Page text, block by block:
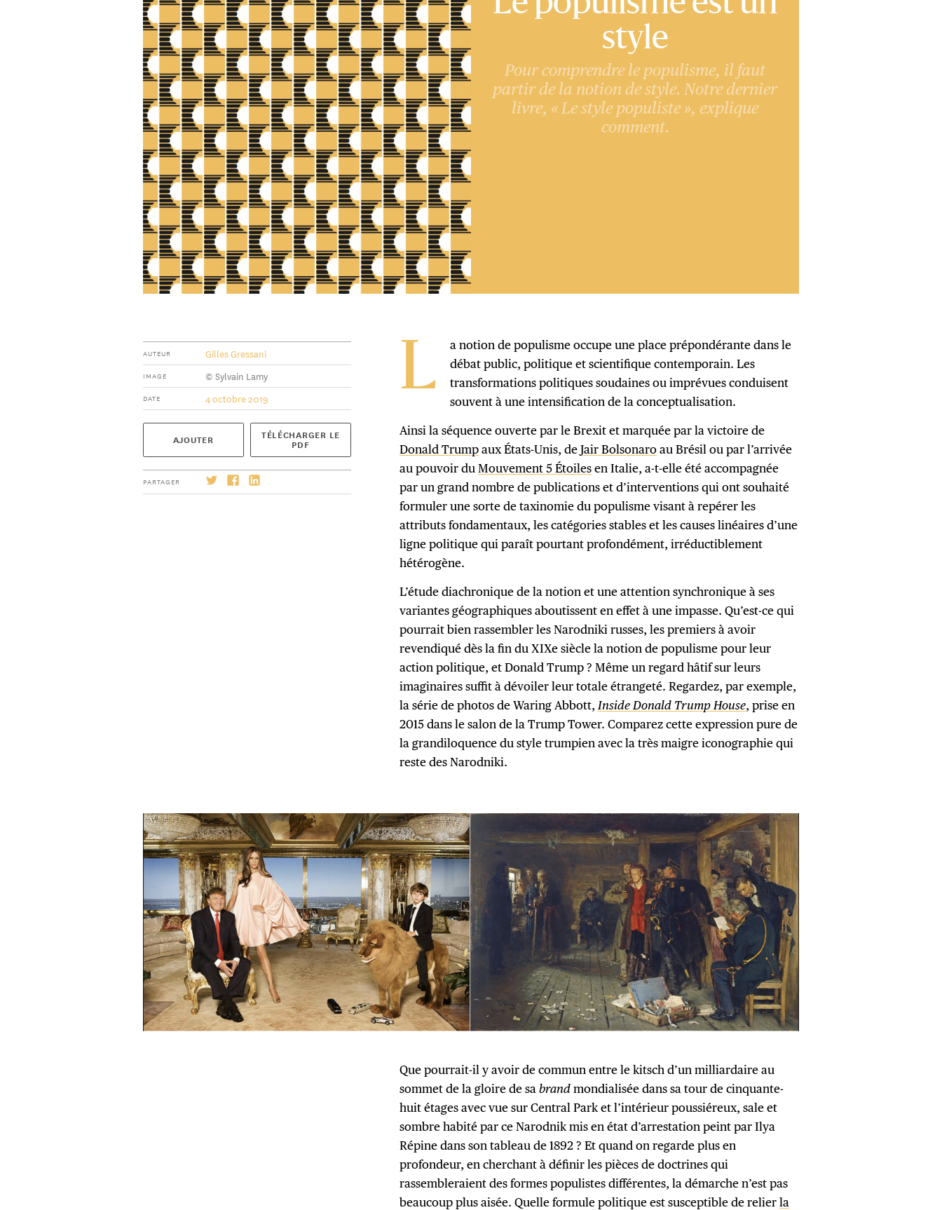
style
Pour comprendre le populisme, il faut
partir de la notion de style. Notre dernier
livre, « Le style populiste », explique
comment.
AUTEUR Gilles Gressani
IMAGE © Sylvain Lamy
DATE 4 octobre 2019
AJOUTER TÉLÉCHARGER LE
PDF
PARTAGER
L
a notion de populisme occupe une place prépondérante dans le
débat public, politique et scientifique contemporain. Les
transformations politiques soudaines ou imprévues conduisent
souvent à une intensification de la conceptualisation.
Ainsi la séquence ouverte par le Brexit et marquée par la victoire de
Donald Trumpaux États-Unis, deJair Bolsonaroau Brésil ou par l’arrivée
au pouvoir duMouvement 5 Étoilesen Italie, a-t-elle été accompagnée
par un grand nombre de publications et d’interventions qui ont souhaité
formuler une sorte de taxinomie du populisme visant à repérer les
attributs fondamentaux, les catégories stables et les causes linéaires d’une
ligne politique qui paraît pourtant profondément, irréductiblement
hétérogène.
L’étude diachronique de la notion et une attention synchronique à ses
variantes géographiques aboutissent en effet à une impasse. Qu’est-ce qui
pourrait bien rassembler les Narodniki russes, les premiers à avoir
revendiqué dès la fin du XIXe siècle la notion de populisme pour leur
action politique, et Donald Trump ? Même un regard hâtif sur leurs
imaginaires suffit à dévoiler leur totale étrangeté. Regardez, par exemple,
la série de photos de Waring Abbott, Inside Donald Trump House, prise en
2015 dans le salon de la Trump Tower. Comparez cette expression pure de
la grandiloquence du style trumpien avec la très maigre iconographie qui
reste des Narodniki.
Que pourrait-il y avoir de commun entre le kitsch d’un milliardaire au
sommet de la gloire de sabrandmondialisée dans sa tour de cinquante-
huit étages avec vue sur Central Park et l’intérieur poussiéreux, sale et
sombre habité par ce Narodnik mis en état d’arrestation peint par Ilya
Répine dans son tableau de 1892 ? Et quand on regarde plus en
profondeur, en cherchant à définir les pièces de doctrines qui
rassembleraient des formes populistes différentes, la démarche n’est pas
beaucoup plus aisée. Quelle formule politique est susceptible de relierla